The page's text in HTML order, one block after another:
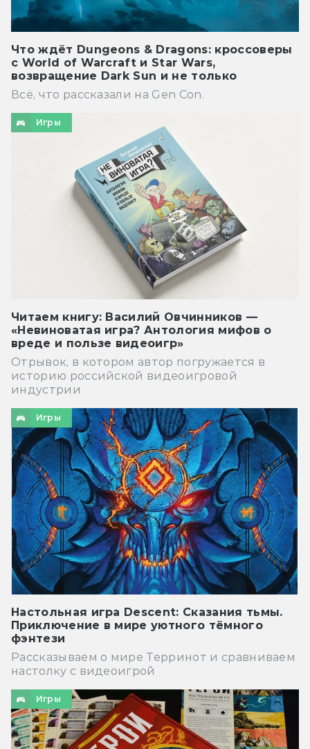
Что ждёт Dungeons & Dragons: кроссоверы
с World of Warcraft и Star Wars,
возвращение Dark Sun и не только
Всё, что рассказали на Gen Con.
Игры
Читаем книгу: Василий Овчинников —
«Невиноватая игра? Антология мифов о
вреде и пользе видеоигр»
Отрывок, в котором автор погружается в
историю российской видеоигровой
индустрии
Игры
Настольная игра Descent: Сказания тьмы.
Приключение в мире уютного тёмного
фэнтези
Рассказываем о мире Терринот и сравниваем
настолку с видеоигрой
Игры